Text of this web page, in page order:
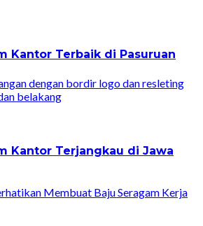
Kantor Terbaik di Pasuruan
Kantor Terjangkau di Jawa